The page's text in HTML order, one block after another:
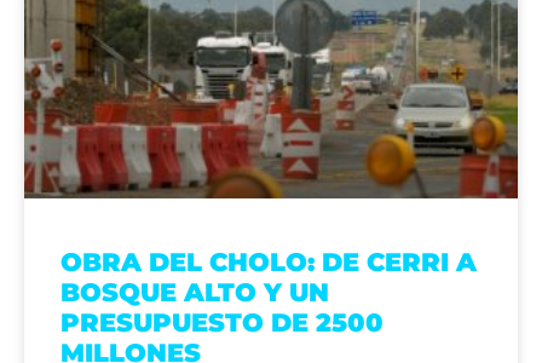
OBRA DEL CHOLO: DE CERRI A
BOSQUE ALTO Y UN
PRESUPUESTO DE 2500
MILLONES